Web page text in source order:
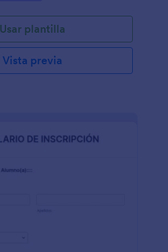
Usar plantilla
Vista previa